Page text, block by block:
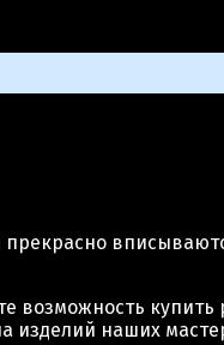
возможность
изделий наших